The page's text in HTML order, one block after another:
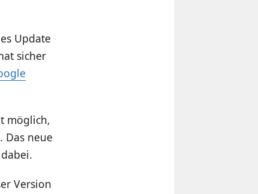
Update
sicher
möglich,
Das neue
Version